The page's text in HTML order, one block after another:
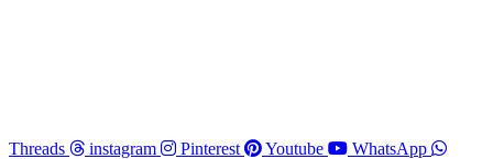
Threads instagram Pinterest Youtube WhatsApp